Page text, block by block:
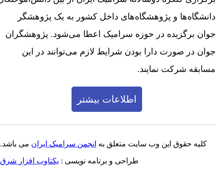
و پژوهشگاه‌های داخل کشور به یک پژوهشگر
برگزیده در حوزه سرامیک اعطا می‌شود. پژوهشگران
در صورت دارا بودن شرایط لازم می‌توانند در این
شرکت نمایند.
اطلاعات بیشتر
کلیه حقوق این وب سایت متعلق بهانجمن سرامیک ایرانمی باشد.
طراحی و برنامه نویسی : یکتاوب افزار شرق